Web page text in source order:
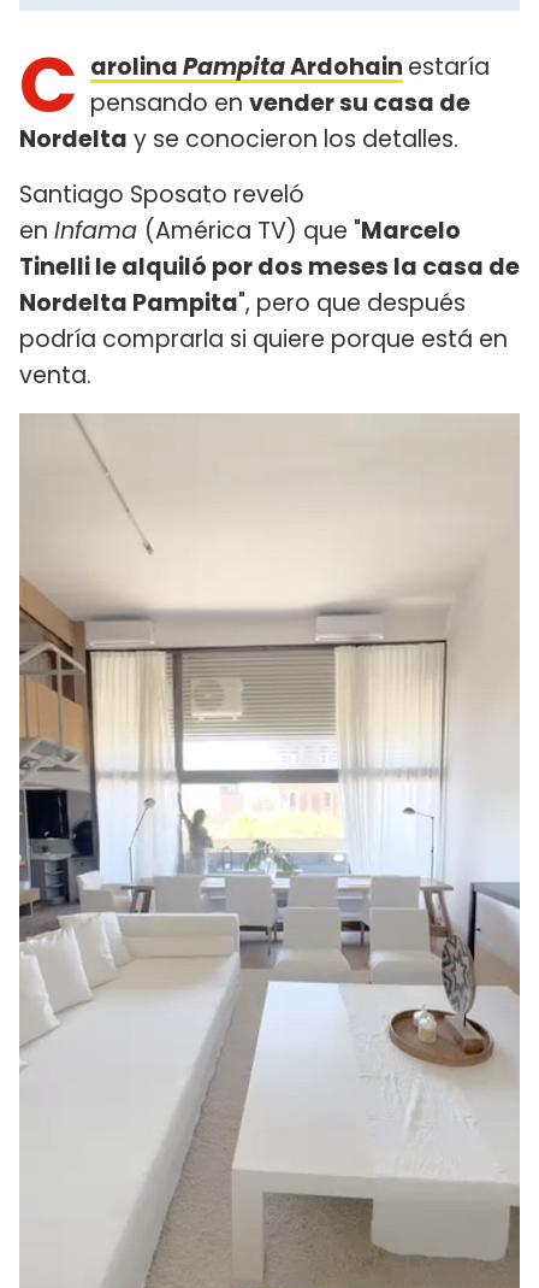
C arolinaPampitaArdohain estaría
pensando en vender su casa de
Nordelta y se conocieron los detalles.
Santiago Sposato reveló
en Infama (América TV) que "Marcelo
Tinelli le alquiló por dos meses la casa de
Nordelta Pampita", pero que después
podría comprarla si quiere porque está en
venta.